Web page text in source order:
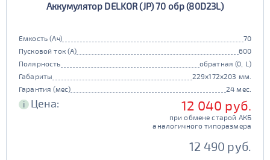
Аккумулятор DELKOR (JP) 70 обр (80D23L)
Емкость (Ач)
70
Пусковой ток (А)
600
Полярность
обратная (0, L)
Габариты
229x172x203 мм.
Гарантия (мес)
24 мес.
i Цена: 12 040 руб.
при обмене старой АКБ
аналогичного типоразмера
12 490 руб.